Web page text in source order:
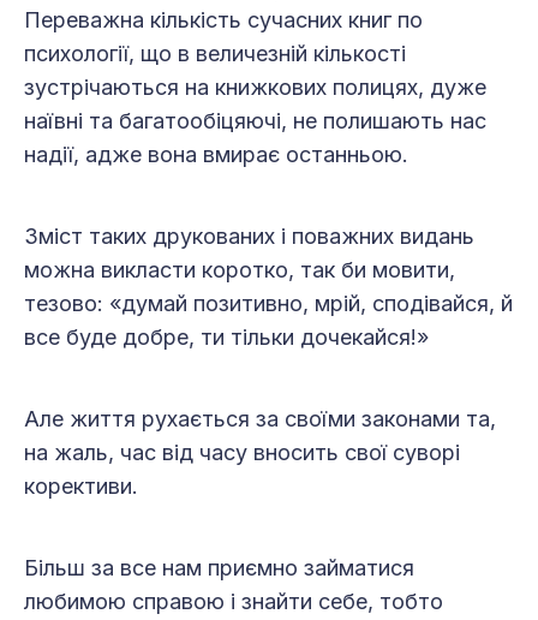
Переважна кількість сучасних книг по
психології, що в величезній кількості
зустрічаються на книжкових полицях, дуже
наївні та багатообіцяючі, не полишають нас
надії, адже вона вмирає останньою.
Зміст таких друкованих і поважних видань
можна викласти коротко, так би мовити,
тезово: «думай позитивно, мрій, сподівайся, й
все буде добре, ти тільки дочекайся!»
Але життя рухається за своїми законами та,
на жаль, час від часу вносить свої суворі
корективи.
Більш за все нам приємно займатися
любимою справою і знайти себе, тобто